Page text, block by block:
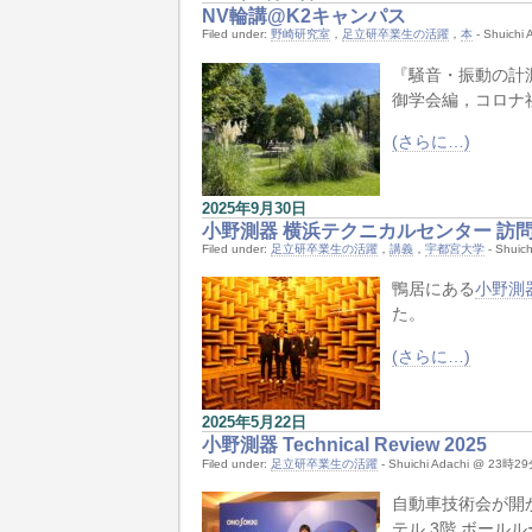
NV輪講@K2キャンパス
Filed under: 野崎研究室 ， 足立研卒業生の活躍 ， 本 - Shuichi
『騒音・振動の
御学会編，コロナ
(さらに…)
2025年9月30日
小野測器 横浜テクニカルセンター 訪
Filed under: 足立研卒業生の活躍 講義 宇都宮大学 -
鴨居にある小野測
た。
(さらに…)
2025年5月22日
小野測器 Technical Review 2025
Filed under: 足立研卒業生の活躍 - Shuichi Adachi @ 23時29
自動車技術会が